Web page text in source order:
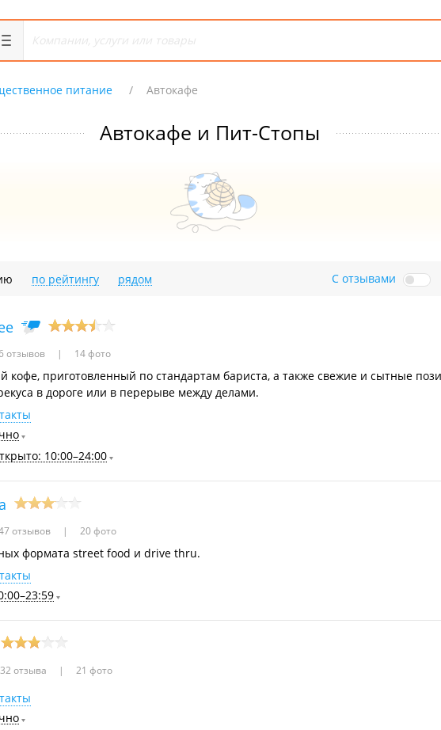
питание Автокафе
Автокафе и Пит-Стопы
по рейтингу рядом С отзывами
отзывов 14 фото
кофе, приготовленный по стандартам бариста, а также свежие и сытные
в дороге или в перерыве между делами.
10:00–24:00
отзывов 20 фото
формата street food и drive thru.
32 отзыва 21 фото